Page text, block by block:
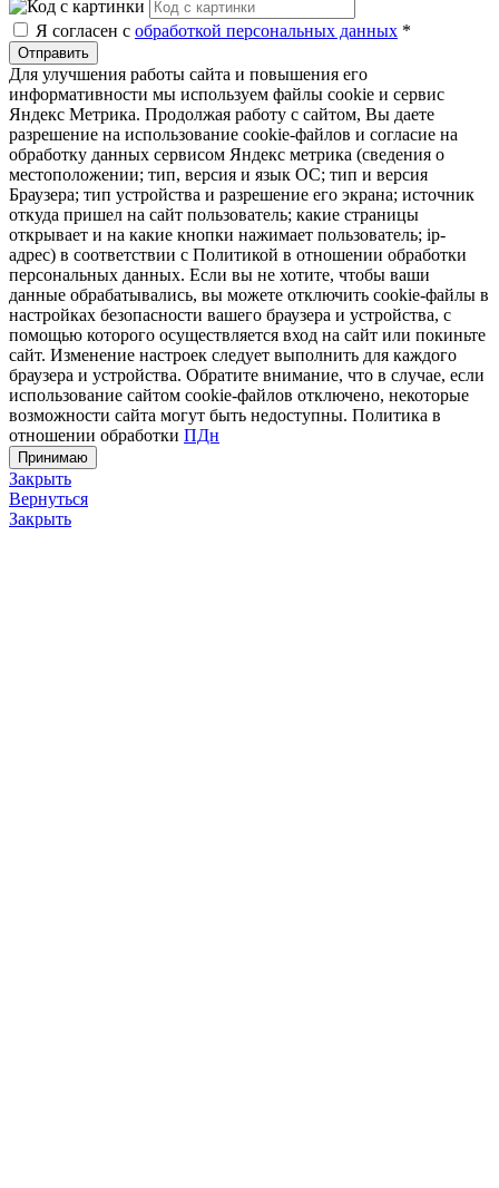
Я согласен с обработкой персональных данных *
Отправить
Для улучшения работы сайта и повышения его
информативности мы используем файлы cookie и сервис
Яндекс Метрика. Продолжая работу с сайтом, Вы даете
разрешение на использование cookie-файлов и согласие на
обработку данных сервисом Яндекс метрика (сведения о
местоположении; тип, версия и язык ОС; тип и версия
Браузера; тип устройства и разрешение его экрана; источник
откуда пришел на сайт пользователь; какие страницы
открывает и на какие кнопки нажимает пользователь; ip-
адрес) в соответствии с Политикой в отношении обработки
персональных данных. Если вы не хотите, чтобы ваши
данные обрабатывались, вы можете отключить cookie-файлы в
настройках безопасности вашего браузера и устройства, с
помощью которого осуществляется вход на сайт или покиньте
сайт. Изменение настроек следует выполнить для каждого
браузера и устройства. Обратите внимание, что в случае, если
использование сайтом cookie-файлов отключено, некоторые
возможности сайта могут быть недоступны. Политика в
отношении обработки ПДн
Принимаю
Закрыть
Вернуться
Закрыть